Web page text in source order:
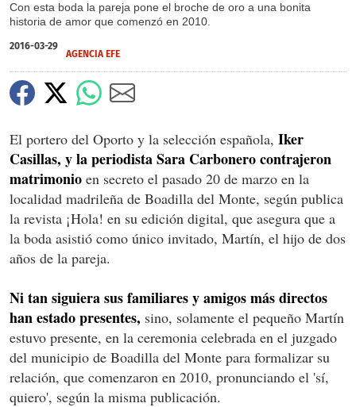
Con esta boda la pareja pone el broche de oro a una bonita
historia de amor que comenzó en 2010.
2016-03-29
AGENCIA EFE
El portero del Oporto y la selección española, Iker
Casillas, y la periodista Sara Carbonero contrajeron
matrimonio en secreto el pasado 20 de marzo en la
localidad madrileña de Boadilla del Monte, según publica
la revista ¡Hola! en su edición digital, que asegura que a
la boda asistió como único invitado, Martín, el hijo de dos
años de la pareja.
Ni tan siguiera sus familiares y amigos más directos
han estado presentes, sino, solamente el pequeño Martín
estuvo presente, en la ceremonia celebrada en el juzgado
del municipio de Boadilla del Monte para formalizar su
relación, que comenzaron en 2010, pronunciando el 'sí,
quiero', según la misma publicación.